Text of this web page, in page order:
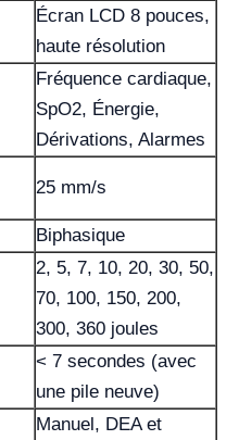
Écran LCD 8 pouces,
haute résolution
Fréquence cardiaque,
SpO2, Énergie,
Dérivations, Alarmes
25 mm/s
Biphasique
2, 5, 7, 10, 20, 30, 50,
70, 100, 150, 200,
300, 360 joules
< 7 secondes (avec
une pile neuve)
Manuel, DEA et